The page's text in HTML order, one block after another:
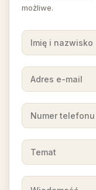
możliwe.